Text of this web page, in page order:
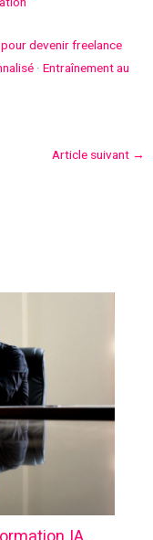
devenir freelance
·Entraînement au
Article suivant →
IA